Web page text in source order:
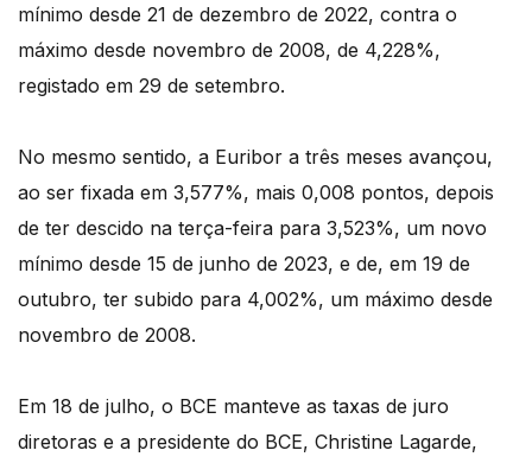
mínimo desde 21 de dezembro de 2022, contra o
máximo desde novembro de 2008, de 4,228%,
registado em 29 de setembro.
No mesmo sentido, a Euribor a três meses avançou,
ao ser fixada em 3,577%, mais 0,008 pontos, depois
de ter descido na terça-feira para 3,523%, um novo
mínimo desde 15 de junho de 2023, e de, em 19 de
outubro, ter subido para 4,002%, um máximo desde
novembro de 2008.
Em 18 de julho, o BCE manteve as taxas de juro
diretoras e a presidente do BCE, Christine Lagarde,